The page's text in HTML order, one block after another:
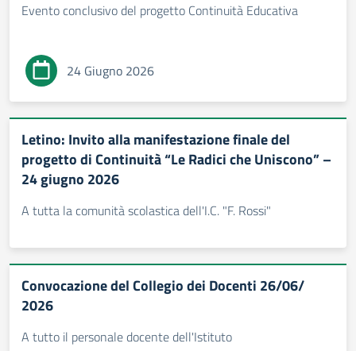
Evento conclusivo del progetto Continuità Educativa
24 Giugno 2026
Letino: Invito alla manifestazione finale del
progetto di Continuità “Le Radici che Uniscono” –
24 giugno 2026
A tutta la comunità scolastica dell'I.C. "F. Rossi"
Convocazione del Collegio dei Docenti 26/06/
2026
A tutto il personale docente dell'Istituto